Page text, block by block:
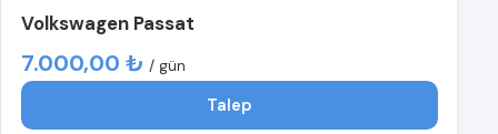
Volkswagen Passat
7.000,00 ₺ / gün
Talep